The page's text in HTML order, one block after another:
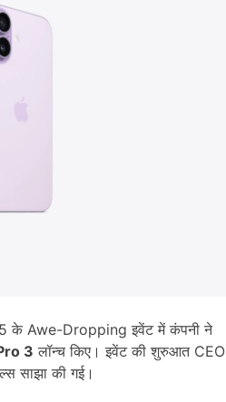
के Awe-Dropping इवेंट में कंपनी ने
3 लॉन्च किए। इवेंट की शुरुआत CEO
साझा की गई।